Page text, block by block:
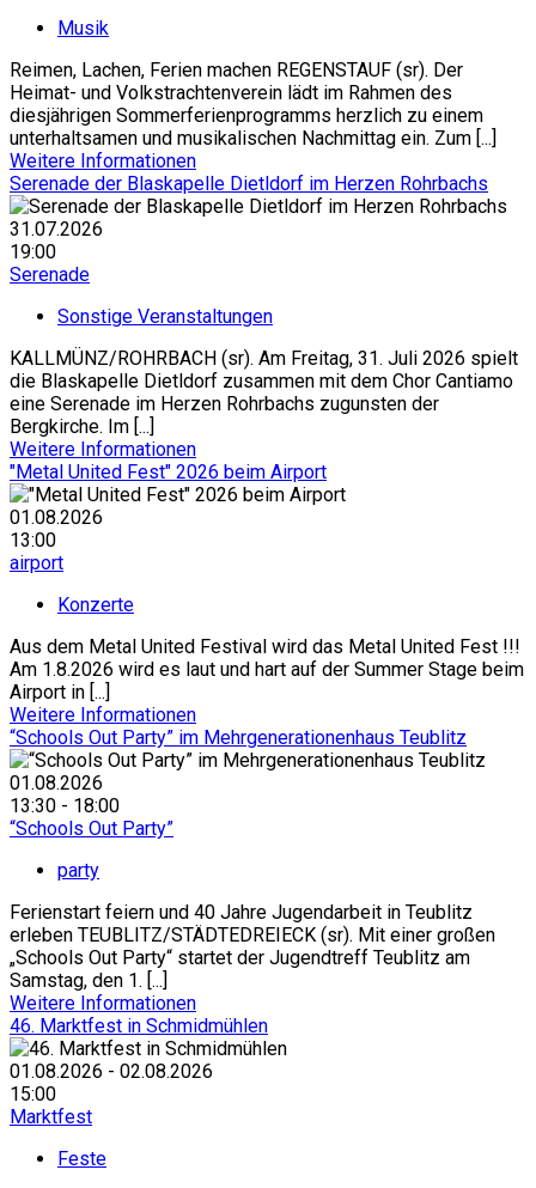
Musik
Reimen, Lachen, Ferien machen REGENSTAUF (sr). Der
Heimat- und Volkstrachtenverein lädt im Rahmen des
diesjährigen Sommerferienprogramms herzlich zu einem
unterhaltsamen und musikalischen Nachmittag ein. Zum [...]
Weitere Informationen
Serenade der Blaskapelle Dietldorf im Herzen Rohrbachs
31.07.2026
19:00
Serenade
Sonstige Veranstaltungen
KALLMÜNZ/ROHRBACH (sr). Am Freitag, 31. Juli 2026 spielt
die Blaskapelle Dietldorf zusammen mit dem Chor Cantiamo
eine Serenade im Herzen Rohrbachs zugunsten der
Bergkirche. Im [...]
Weitere Informationen
"Metal United Fest" 2026 beim Airport
01.08.2026
13:00
airport
Konzerte
Aus dem Metal United Festival wird das Metal United Fest !!!
Am 1.8.2026 wird es laut und hart auf der Summer Stage beim
Airport in [...]
Weitere Informationen
“Schools Out Party” im Mehrgenerationenhaus Teublitz
01.08.2026
13:30 - 18:00
“Schools Out Party”
party
Ferienstart feiern und 40 Jahre Jugendarbeit in Teublitz
erleben TEUBLITZ/STÄDTEDREIECK (sr). Mit einer großen
„Schools Out Party“ startet der Jugendtreff Teublitz am
Samstag, den 1. [...]
Weitere Informationen
46. Marktfest in Schmidmühlen
01.08.2026 - 02.08.2026
15:00
Marktfest
Feste